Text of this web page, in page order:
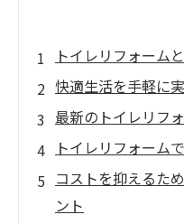
トイレリフォーム
快適生活を手軽に
最新のトイレリフ
トイレリフォーム
コストを抑えるた
ント